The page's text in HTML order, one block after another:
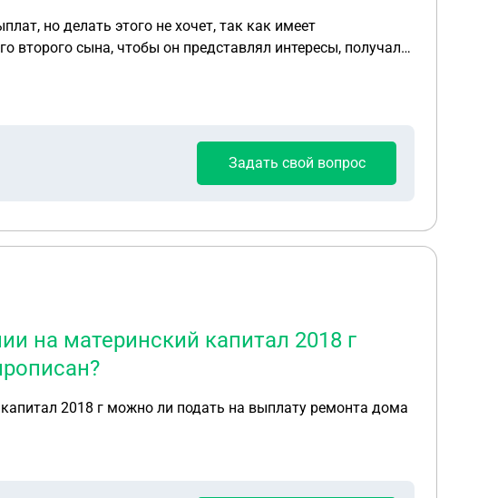
второго сына, чтобы он представлял интересы, получал
и т.д. Доверенность на 30 лет. Могут ли
Задать свой вопрос
на материнский капитал 2018 г
2018 г можно ли подать на выплату ремонта дома